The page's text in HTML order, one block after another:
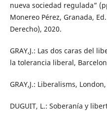
nueva sociedad regulada”
Monereo Pérez, Granada,
Derecho), 2020.
GRAY,J.: Las dos caras del
la tolerancia liberal,
GRAY,J.: Liberalisms,
DUGUIT, L.: Soberanía y